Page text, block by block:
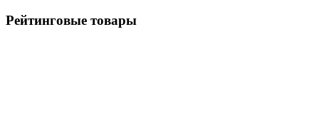
Рейтинговые товары